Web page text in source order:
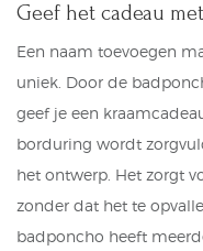
Geef het cadeau
Een naam toevoegen
uniek. Door de
geef je een
borduring wordt
het ontwerp. Het zorgt
zonder dat het te
badponcho heeft